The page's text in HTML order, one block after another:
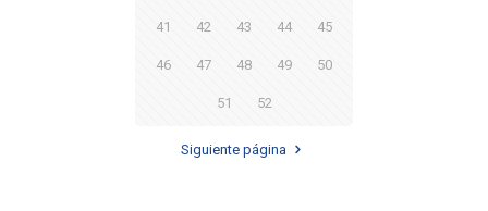
41 42 43 44 45
46 47 48 49 50
51 52
Siguiente página